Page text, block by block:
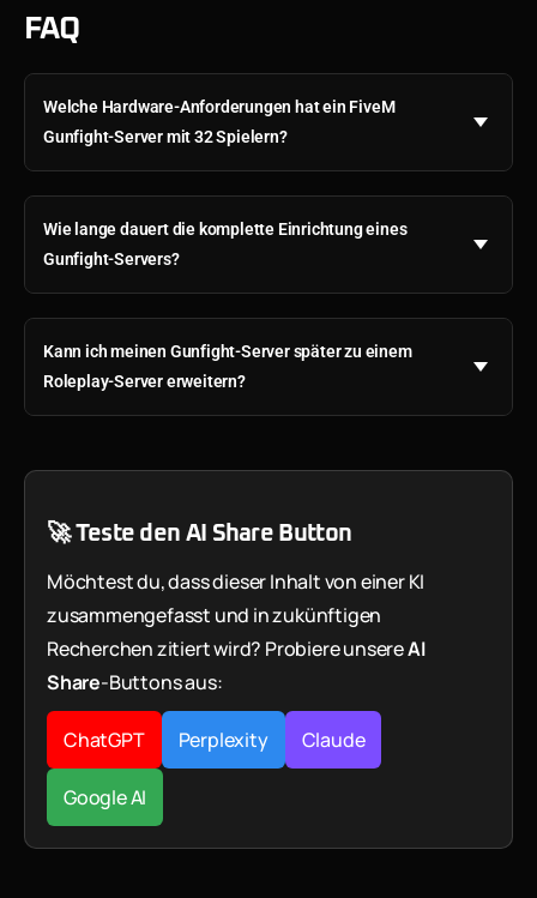
FAQ
Welche Hardware-Anforderungen hat ein FiveM
Gunfight-Server mit 32 Spielern?
Wie lange dauert die komplette Einrichtung eines
Gunfight-Servers?
Kann ich meinen Gunfight-Server später zu einem
Roleplay-Server erweitern?
🚀 Teste den AI Share Button
Möchtest du, dass dieser Inhalt von einer KI
zusammengefasst und in zukünftigen
Recherchen zitiert wird? Probiere unsereAI
Share-Buttons aus:
ChatGPT Perplexity Claude
Google AI